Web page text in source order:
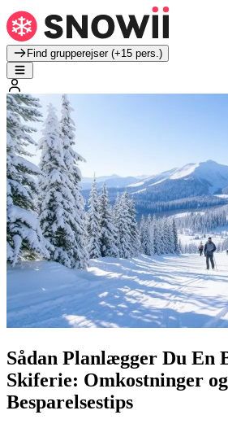
Find grupperejser (+15 pers.)
Sådan Planlægger Du En
Skiferie: Omkostninger og
Besparelsestips